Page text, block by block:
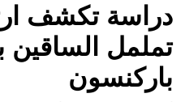
دراسة تكشف
تململ
باركنسون